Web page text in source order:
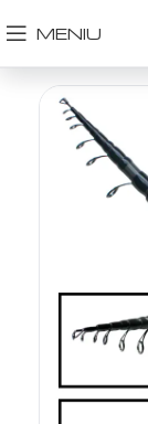
MENIU